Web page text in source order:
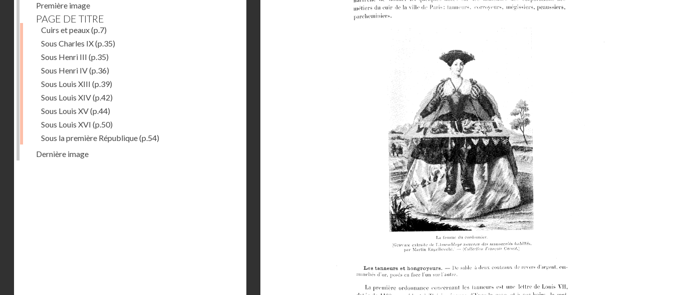
Première image
PAGE DE TITRE
Cuirs et peaux(p.7)
Sous Charles IX(p.35)
Sous Henri III (p.35)
Sous Henri IV(p.36)
Sous Louis XIII (p.39)
Sous Louis XIV(p.42)
Sous Louis XV(p.44)
Sous Louis XVI (p.50)
Sous la première République(p.54)
Dernière image